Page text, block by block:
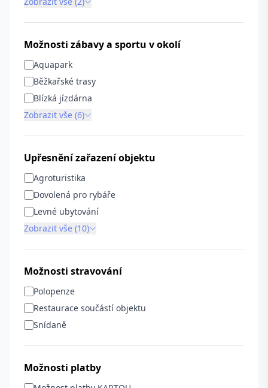
Možnosti zábavy a sportu v okolí
Aquapark
Běžkařské trasy
Blízká jízdárna
Zobrazit vše (6)
Upřesnění zařazení objektu
Agroturistika
Dovolená pro rybáře
Levné ubytování
Zobrazit vše (10)
Možnosti stravování
Polopenze
Restaurace součástí objektu
Snídaně
Možnosti platby